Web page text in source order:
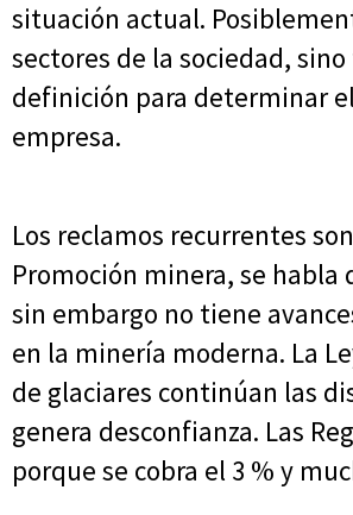
situación actual.
sectores de la sociedad,
definición para determinar
empresa.
Los reclamos recurrentes
Promoción minera, se
sin embargo no tiene
en la minería moderna. La
de glaciares continúan las
genera desconfianza. Las
porque se cobra el 3 % y